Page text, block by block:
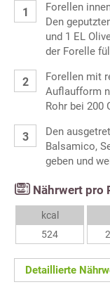
Forellen
Den
und 1 EL
der Forelle
Forellen mit
Auflaufform
Rohr bei 200
Den
Balsamico,
geben und
Nährwert pro
kcal
524
Detaillierte